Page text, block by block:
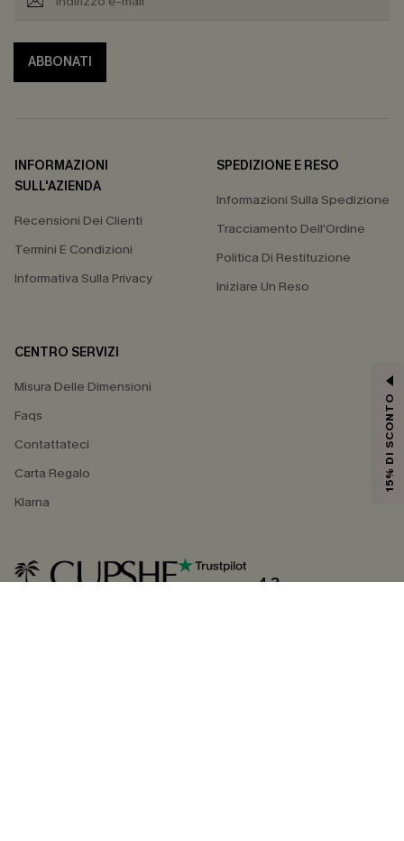
ABBONATI
INFORMAZIONI
SULL'AZIENDA
Recensioni Dei Clienti
Termini E Condizioni
Informativa Sulla Privacy
SPEDIZIONE E RESO
Informazioni Sulla Spedizione
Tracciamento Dell'Ordine
Politica Di Restituzione
Iniziare Un Reso
CENTRO SERVIZI
Misura Delle Dimensioni
Faqs
Contattateci
Carta Regalo
Klarna
4.3
15% DI SCONTO